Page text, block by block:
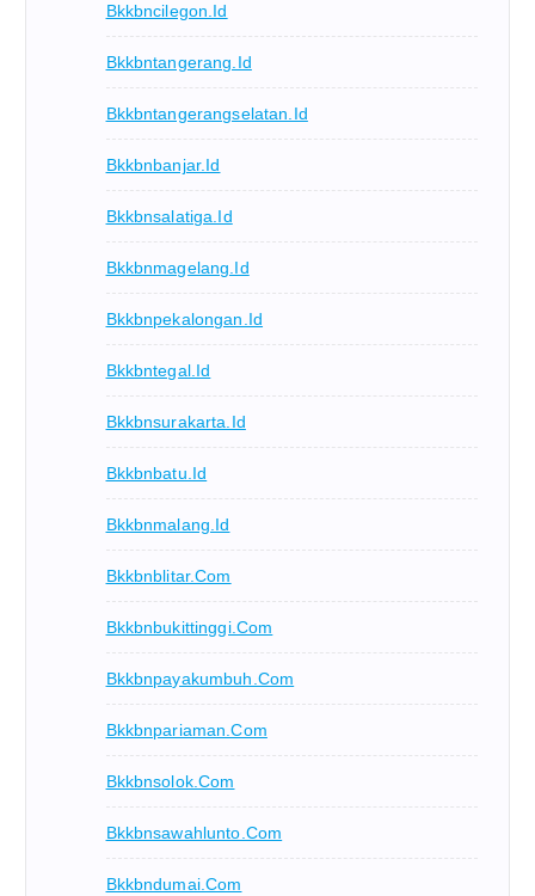
Bkkbncilegon.id
Bkkbntangerang.id
Bkkbntangerangselatan.id
Bkkbnbanjar.id
Bkkbnsalatiga.id
Bkkbnmagelang.id
Bkkbnpekalongan.id
Bkkbntegal.id
Bkkbnsurakarta.id
Bkkbnbatu.id
Bkkbnmalang.id
Bkkbnblitar.com
Bkkbnbukittinggi.com
Bkkbnpayakumbuh.com
Bkkbnpariaman.com
Bkkbnsolok.com
Bkkbnsawahlunto.com
Bkkbndumai.com